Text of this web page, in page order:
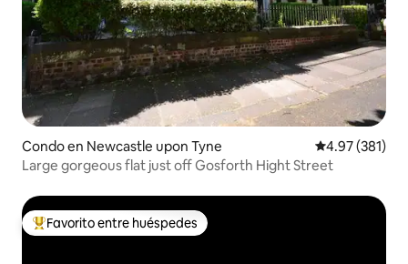
Condo en Newcastle upon Tyne Calificación
4.97 (381)
Large gorgeous flat just off Gosforth Hight Street
Favorito entre huéspedes preferido
Favorito entre huéspedes